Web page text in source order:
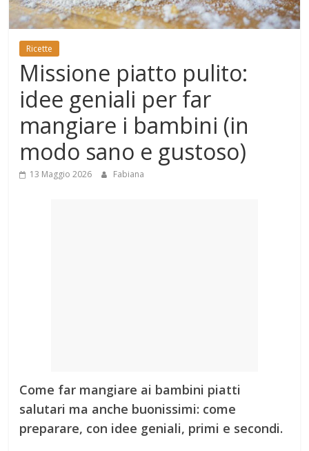
Mondo
Ricette
Missione piatto pulito:
idee geniali per far
mangiare i bambini (in
modo sano e gustoso)
13 Maggio 2026 Fabiana
Come far mangiare ai bambini piatti
salutari ma anche buonissimi: come
preparare, con idee geniali, primi e secondi.